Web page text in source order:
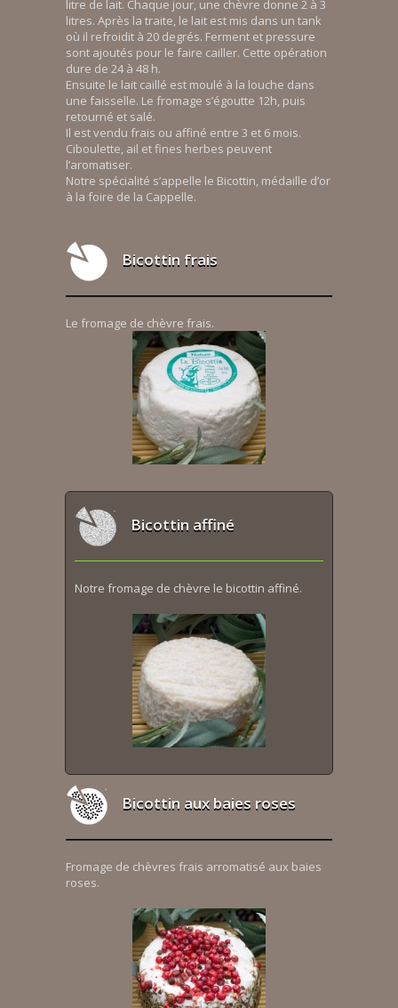
litre de lait. Chaque jour, une chèvre donne 2 à 3
litres. Après la traite, le lait est mis dans un tank
où il refroidit à 20 degrés. Ferment et pressure
sont ajoutés pour le faire cailler. Cette opération
dure de 24 à 48 h.
Ensuite le lait caillé est moulé à la louche dans
une faisselle. Le fromage s’égoutte 12h, puis
retourné et salé.
Il est vendu frais ou affiné entre 3 et 6 mois.
Ciboulette, ail et fines herbes peuvent
l’aromatiser.
Notre spécialité s’appelle le Bicottin, médaille d’or
à la foire de la Cappelle.
Bicottin frais
Le fromage de chèvre frais.
Bicottin affiné
Notre fromage de chèvre le bicottin affiné.
Bicottin aux baies roses
Fromage de chèvres frais arromatisé aux baies
roses.